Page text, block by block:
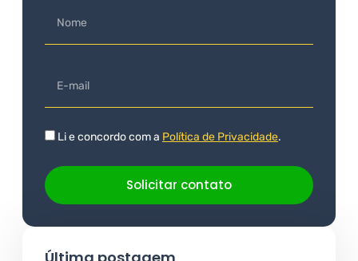
Li e concordo com a Política de Privacidade.
Solicitar contato